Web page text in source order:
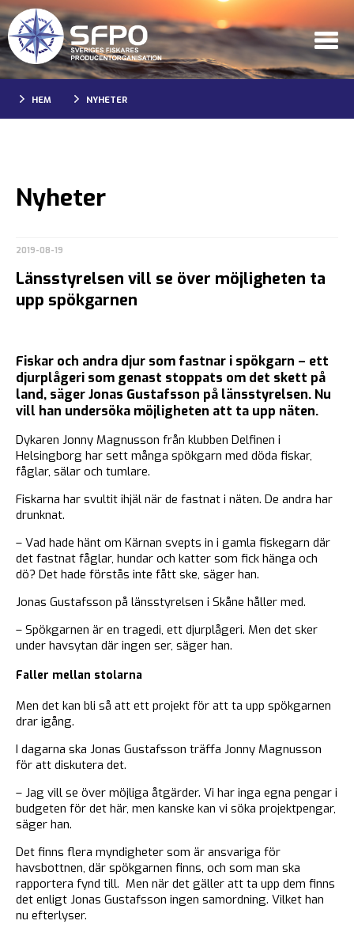
HEM NYHETER
Nyheter
2019-08-19
Länsstyrelsen vill se över möjligheten ta
upp spökgarnen
Fiskar och andra djur som fastnar i spökgarn – ett
djurplågeri som genast stoppats om det skett på
land, säger Jonas Gustafsson på länsstyrelsen. Nu
vill han undersöka möjligheten att ta upp näten.
Dykaren Jonny Magnusson från klubben Delfinen i
Helsingborg har sett många spökgarn med döda fiskar,
fåglar, sälar och tumlare.
Fiskarna har svultit ihjäl när de fastnat i näten. De andra har
drunknat.
– Vad hade hänt om Kärnan svepts in i gamla fiskegarn där
det fastnat fåglar, hundar och katter som fick hänga och
dö? Det hade förstås inte fått ske, säger han.
Jonas Gustafsson på länsstyrelsen i Skåne håller med.
– Spökgarnen är en tragedi, ett djurplågeri. Men det sker
under havsytan där ingen ser, säger han.
Faller mellan stolarna
Men det kan bli så att ett projekt för att ta upp spökgarnen
drar igång.
I dagarna ska Jonas Gustafsson träffa Jonny Magnusson
för att diskutera det.
– Jag vill se över möjliga åtgärder. Vi har inga egna pengar i
budgeten för det här, men kanske kan vi söka projektpengar,
säger han.
Det finns flera myndigheter som är ansvariga för
havsbottnen, där spökgarnen finns, och som man ska
rapportera fynd till. Men när det gäller att ta upp dem finns
det enligt Jonas Gustafsson ingen samordning. Vilket han
nu efterlyser.